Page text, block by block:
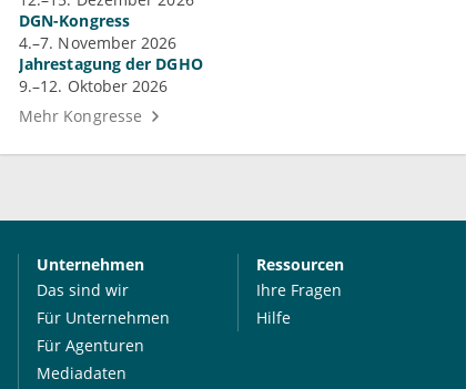
DGN-Kongress
4.–7. November 2026
Jahrestagung der DGHO
9.–12. Oktober 2026
Mehr Kongresse
Unternehmen
Das sind wir
Für Unternehmen
Für Agenturen
Mediadaten
Ressourcen
Ihre Fragen
Hilfe